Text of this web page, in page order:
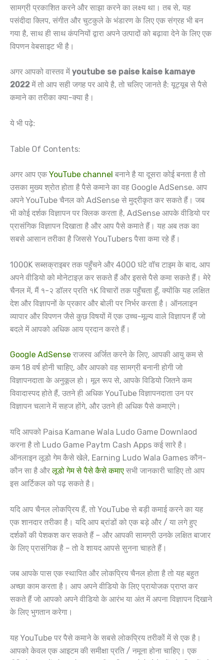
सामग्री प्रकाशित करने और साझा करने का लक्ष्य था। तब से, यह
पसंदीदा क्लिप, संगीत और चुटकुले के भंडारण के लिए एक संग्रह भी बन
गया है, साथ ही साथ कंपनियों द्वारा अपने उत्पादों को बढ़ावा देने के लिए एक
विपणन वेबसाइट भी है।
अगर आपको वास्तव मेंyoutube se paise kaise kamaye
2022 में तो आप सही जगह पर आये है, तो चलिए जानते है: यूट्यूब से पैसे
कमाने का तरीका क्या-क्या है।
ये भी पढ़े:
Table Of Contents:
अगर आप एक YouTube channel बनाने है या दूसरा कोई बनता है तो
उसका मुख्य श्रोत होता है पैसे कमाने का वह Google AdSense. आप
अपने YouTube चैनल को AdSense से मुद्रीकृत कर सकते हैं। जब
भी कोई दर्शक विज्ञापन पर क्लिक करता है, AdSense आपके वीडियो पर
प्रासंगिक विज्ञापन दिखाता है और आप पैसे कमाते हैं। यह अब तक का
सबसे आसान तरीका है जिससे YouTubers पैसा कमा रहे हैं।
1000K सब्सक्राइबर तक पहुँचने और 4000 घंटे वॉच टाइम के बाद, आप
अपने वीडियो को मोनेटाइज़ कर सकते हैं और इससे पैसे कमा सकते हैं। मेरे
चैनल में, मैं १-२ डॉलर प्रति १K विचारों तक पहुँचता हूँ, क्योंकि यह लक्षित
देश और विज्ञापनों के प्रकार और बोली पर निर्भर करता है। ऑनलाइन
व्यापार और विपणन जैसे कुछ विषयों में एक उच्च-मूल्य वाले विज्ञापन हैं जो
बदले में आपको अधिक आय प्रदान करते हैं।
Google AdSense राजस्व अर्जित करने के लिए, आपकी आयु कम से
कम 18 वर्ष होनी चाहिए, और आपको वह सामग्री बनानी होगी जो
विज्ञापनदाता के अनुकूल हो। मूल रूप से, आपके विडियो जितने कम
विवादास्पद होते हैं, उतने ही अधिक YouTube विज्ञापनदाता उन पर
विज्ञापन चलाने में सहज होंगे, और उतने ही अधिक पैसे कमाएंगे।
यदि आपको Paisa Kamane Wala Ludo Game Downlaod
करना है तो Ludo Game Paytm Cash Apps कई सारे है।
ऑनलाइन लूडो गेम कैसे खेले, Earning Ludo Wala Games कौन-
कौन सा है औरलूडो गेम से पैसे कैसे कमाए सभी जानकारी चाहिए तो आप
इस आर्टिकल को पढ़ सकते है।
यदि आप चैनल लोकप्रिय हैं, तो YouTube से बड़ी कमाई करने का यह
एक शानदार तरीका है। यदि आप ब्रांडों को एक बड़े और / या लगे हुए
दर्शकों की पेशकश कर सकते हैं – और आपकी सामग्री उनके लक्षित बाजार
के लिए प्रासंगिक है – तो वे शायद आपसे सुनना चाहते हैं।
जब आपके पास एक स्थापित और लोकप्रिय चैनल होता है तो यह बहुत
अच्छा काम करता है। आप अपने वीडियो के लिए प्रायोजक प्राप्त कर
सकते हैं जो आपको अपने वीडियो के आरंभ या अंत में अपना विज्ञापन दिखाने
के लिए भुगतान करेगा।
यह YouTube पर पैसे कमाने के सबसे लोकप्रिय तरीकों में से एक है।
आपको केवल एक आइटम की समीक्षा प्रति / नमूना होना चाहिए। एक